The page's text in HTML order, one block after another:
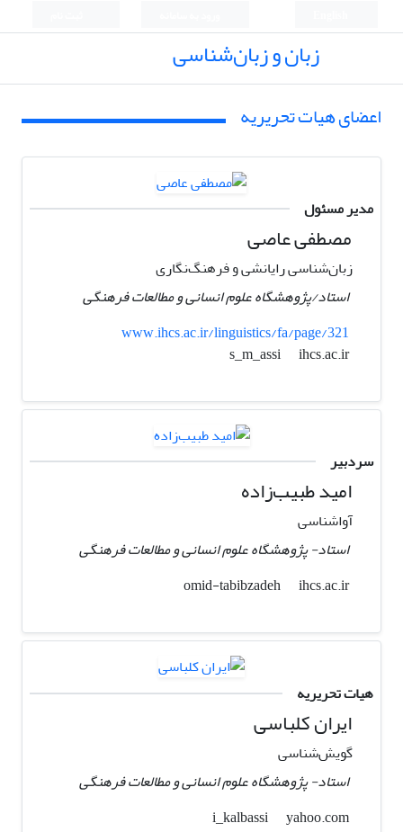
زبان و زبان‌شناسی
اعضای هیات تحریریه
مدیر مسئول
مصطفی عاصی
زبان‌شناسی رایانشی و فرهنگ‌نگاری
استاد/پژوهشگاه علوم انسانی و مطالعات فرهنگی
www.ihcs.ac.ir/linguistics/fa/page/321
s_m_assi
ihcs.ac.ir
سردبیر
امید طبیب‌زاده
آواشناسی
استاد- پژوهشگاه علوم انسانی و مطالعات فرهنگی
omid-tabibzadeh
ihcs.ac.ir
هیات تحریریه
ایران کلباسی
گویش‌شناسی
استاد- پژوهشگاه علوم انسانی و مطالعات فرهنگی
yahoo.com